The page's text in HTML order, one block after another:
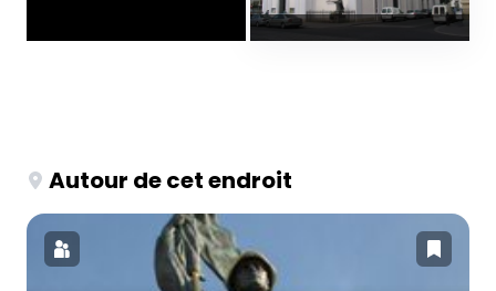
Autour de cet endroit